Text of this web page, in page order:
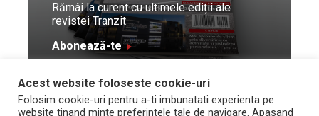
Rămâi la curent cu ultimele ediții ale
revistei Tranzit
Abonează-te
© Toate drepturile
rezervate Trafic Media
Design by
and development byNeo
Acest website foloseste cookie-uri
Folosim cookie-uri pentru a-ti imbunatati experienta pe
website tinand minte preferintele tale de navigare. Apasand